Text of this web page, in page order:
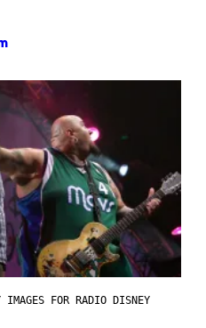
IMAGES FOR RADIO DISNEY